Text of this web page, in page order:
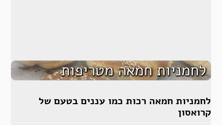
לחמניות חמאה מטריפות
לחמניות חמאה רכות כמו עננים בטעם של
קרואסון